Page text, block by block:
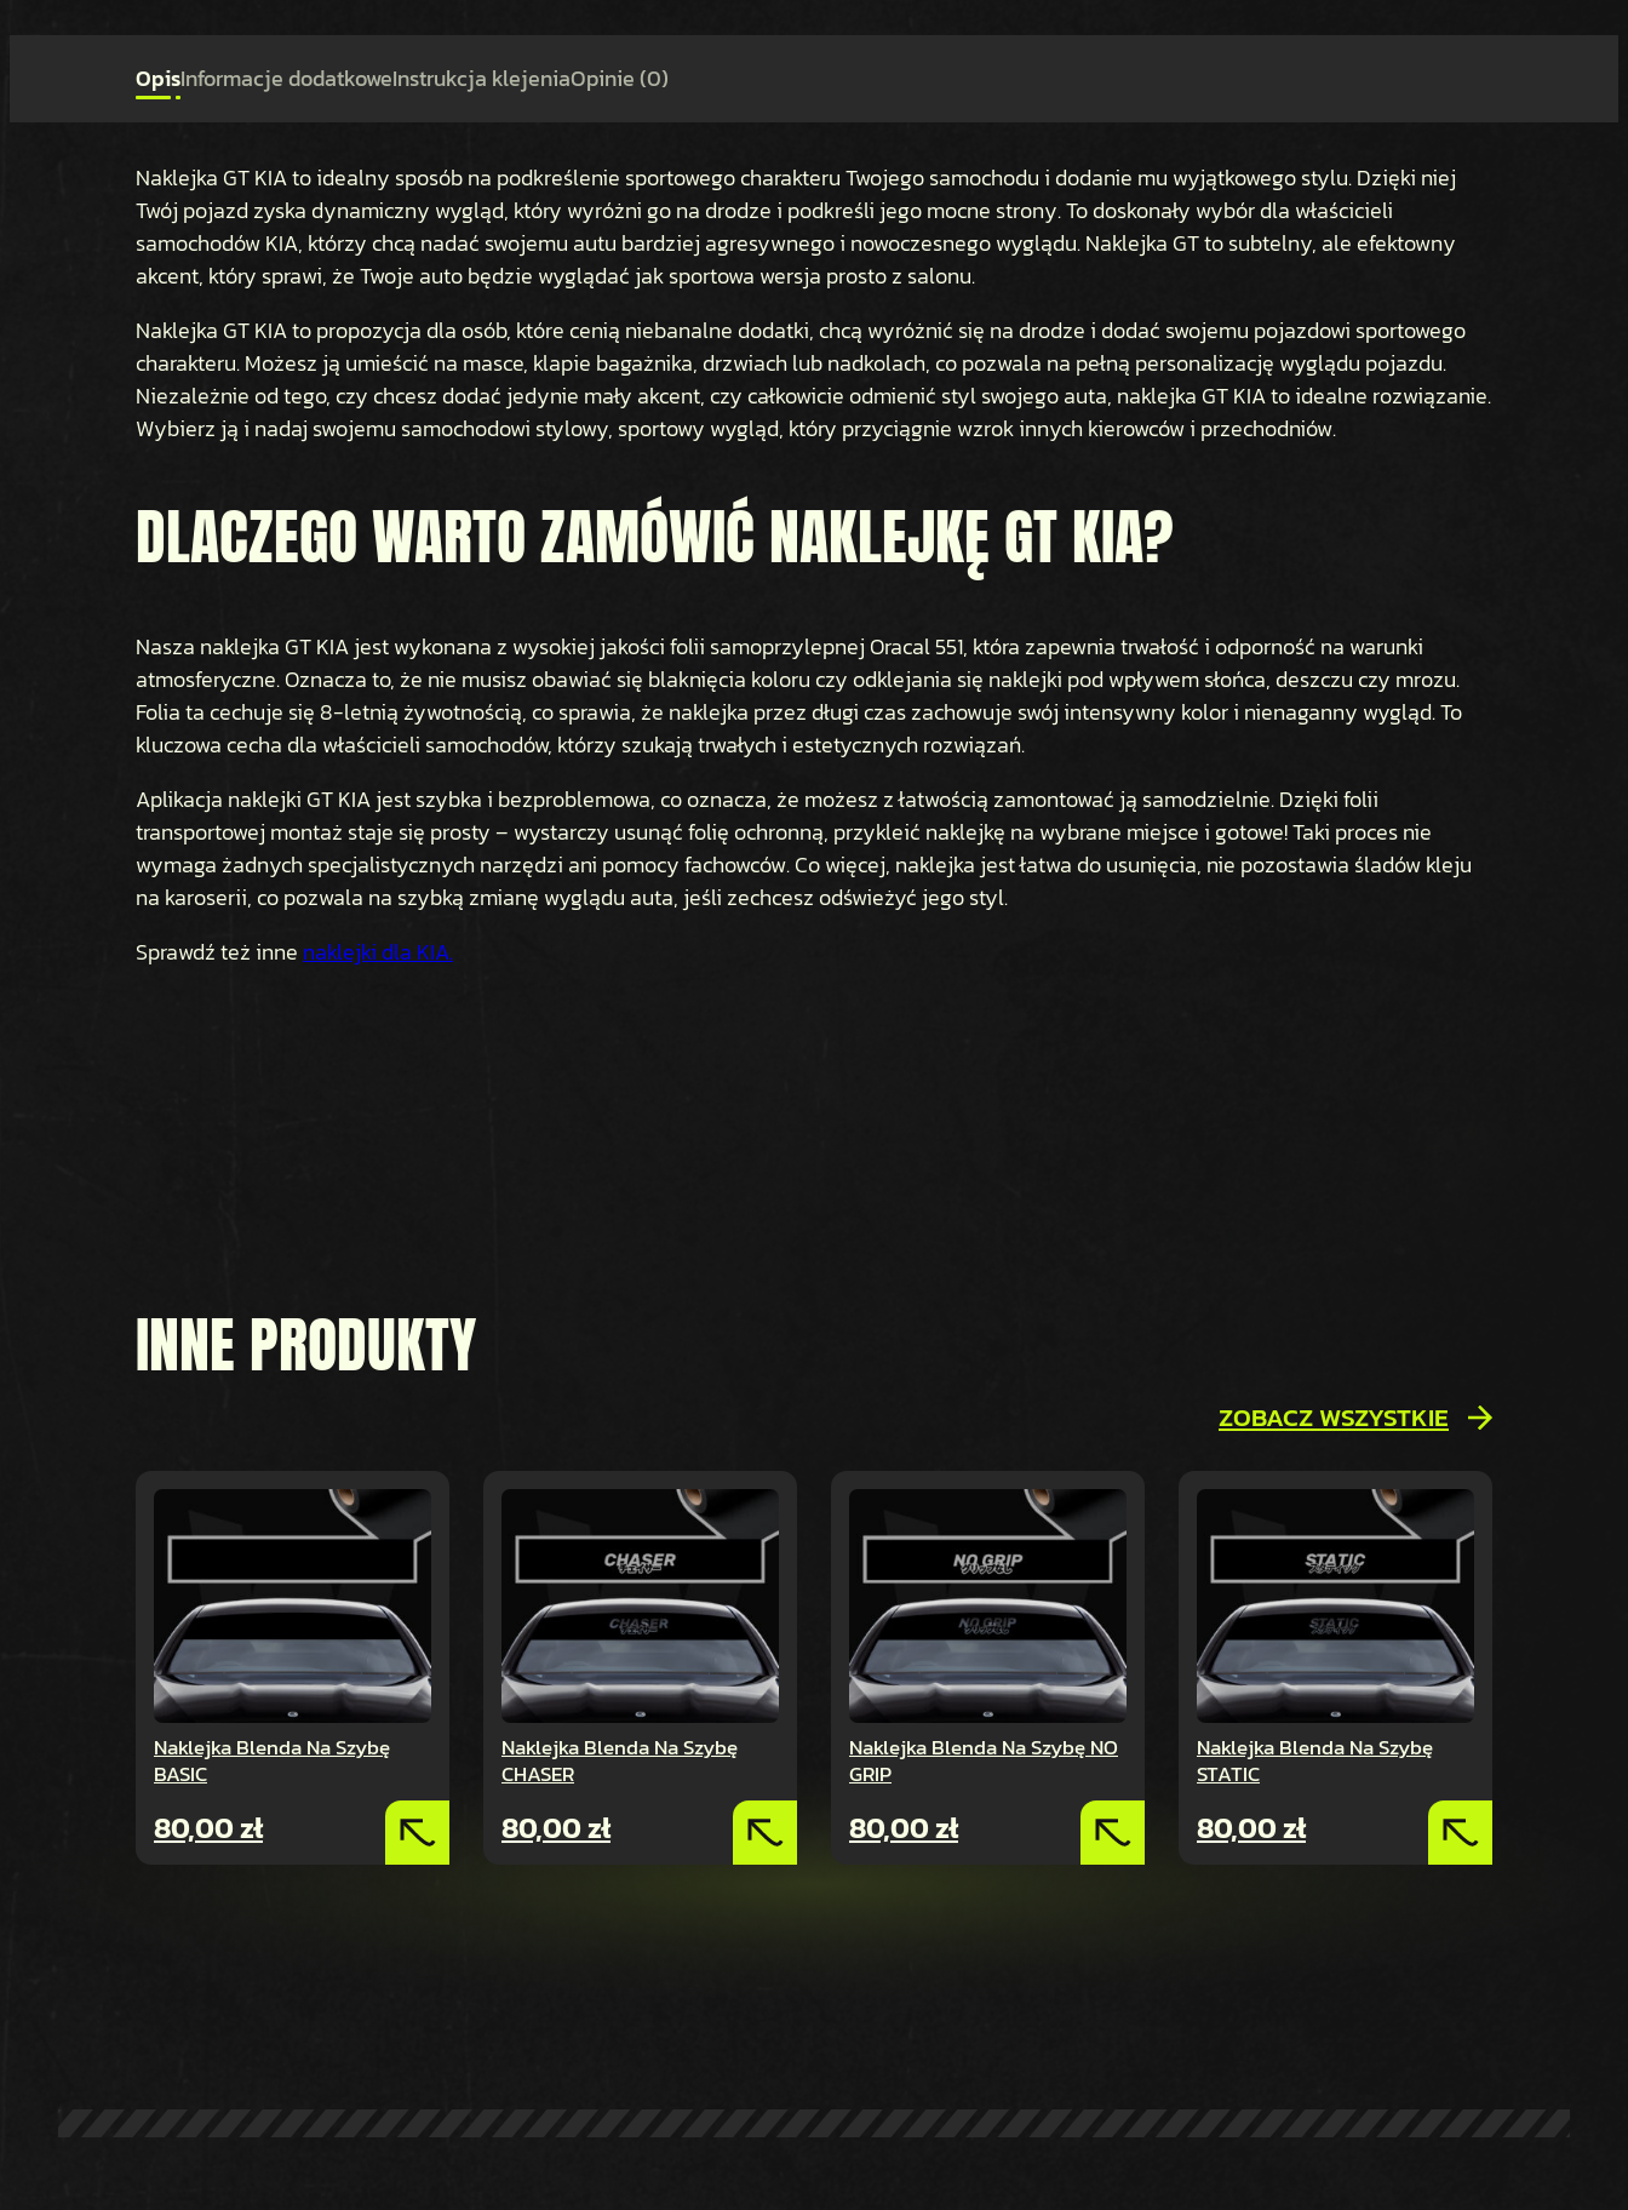
A
OpisInformacje dodatkoweInstrukcja klejeniaOpinie (0)
Naklejka GT KIA to idealny sposób na podkreślenie sportowego charakteru Twojego samochodu i dodanie mu wyjątkowego stylu. Dzięki niej
Twój pojazd zyska dynamiczny wygląd, który wyróżni go na drodze i podkreśli jego mocne strony. To doskonały wybór dla właścicieli
samochodów KIA, którzy chcą nadać swojemu autu bardziej agresywnego i nowoczesnego wyglądu. Naklejka GT to subtelny, ale efektowny
akcent, który sprawi, że Twoje auto będzie wyglądać jak sportowa wersja prosto z salonu.
Naklejka GT KIA to propozycja dla osób, które cenią niebanalne dodatki, chcą wyróżnić się na drodze i dodać swojemu pojazdowi sportowego
charakteru. Możesz ją umieścić na masce, klapie bagażnika, drzwiach lub nadkolach, co pozwala na pełną personalizację wyglądu pojazdu.
Niezależnie od tego, czy chcesz dodać jedynie mały akcent, czy całkowicie odmienić styl swojego auta, naklejka GT KIA to idealne rozwiązanie.
Wybierz ją i nadaj swojemu samochodowi stylowy, sportowy wygląd, który przyciągnie wzrok innych kierowców i przechodniów.
DLACZEGO WARTO ZAMÓWIĆ NAKLEJKĘ GT KIA?
Nasza naklejka GT KIA jest wykonana z wysokiej jakości folii samoprzylepnej Oracal 551, która zapewnia trwałość i odporność na warunki
atmosferyczne. Oznacza to, że nie musisz obawiać się blaknięcia koloru czy odklejania się naklejki pod wpływem słońca, deszczu czy mrozu.
Folia ta cechuje się 8-letnią żywotnością, co sprawia, że naklejka przez długi czas zachowuje swój intensywny kolor i nienaganny wygląd. To
kluczowa cecha dla właścicieli samochodów, którzy szukają trwałych i estetycznych rozwiązań.
Aplikacja naklejki GT KIA jest szybka i bezproblemowa, co oznacza, że możesz z łatwością zamontować ją samodzielnie. Dzięki folii
transportowej montaż staje się prosty – wystarczy usunąć folię ochronną, przykleić naklejkę na wybrane miejsce i gotowe! Taki proces nie
wymaga żadnych specjalistycznych narzędzi ani pomocy fachowców. Co więcej, naklejka jest łatwa do usunięcia, nie pozostawia śladów kleju
na karoserii, co pozwala na szybką zmianę wyglądu auta, jeśli zechcesz odświeżyć jego styl.
Sprawdź też inne naklejki dla KIA.
INNE PRODUKTY
ZOBACZ WSZYSTKIE
Naklejka Blenda Na Szybę
BASIC
80,00zł
Naklejka Blenda Na Szybę
CHASER
80,00zł
Naklejka Blenda Na Szybę NO
GRIP
80,00zł
Naklejka Blenda Na Szybę
STATIC
80,00zł